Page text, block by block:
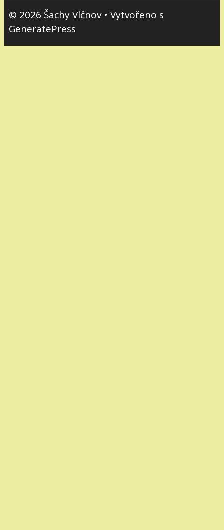
© 2026 Šachy Vlčnov• Vytvořeno s
GeneratePress